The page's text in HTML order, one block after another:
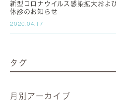
新型コロナウイルス感染拡大およ
休診のお知らせ
2020.04.17
タグ
月別アーカイブ